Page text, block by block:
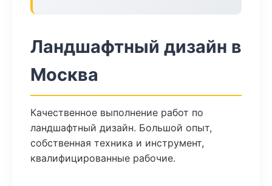
Ландшафтный дизайн в
Москва
Качественное выполнение работ по
ландшафтный дизайн. Большой опыт,
собственная техника и инструмент,
квалифицированные рабочие.